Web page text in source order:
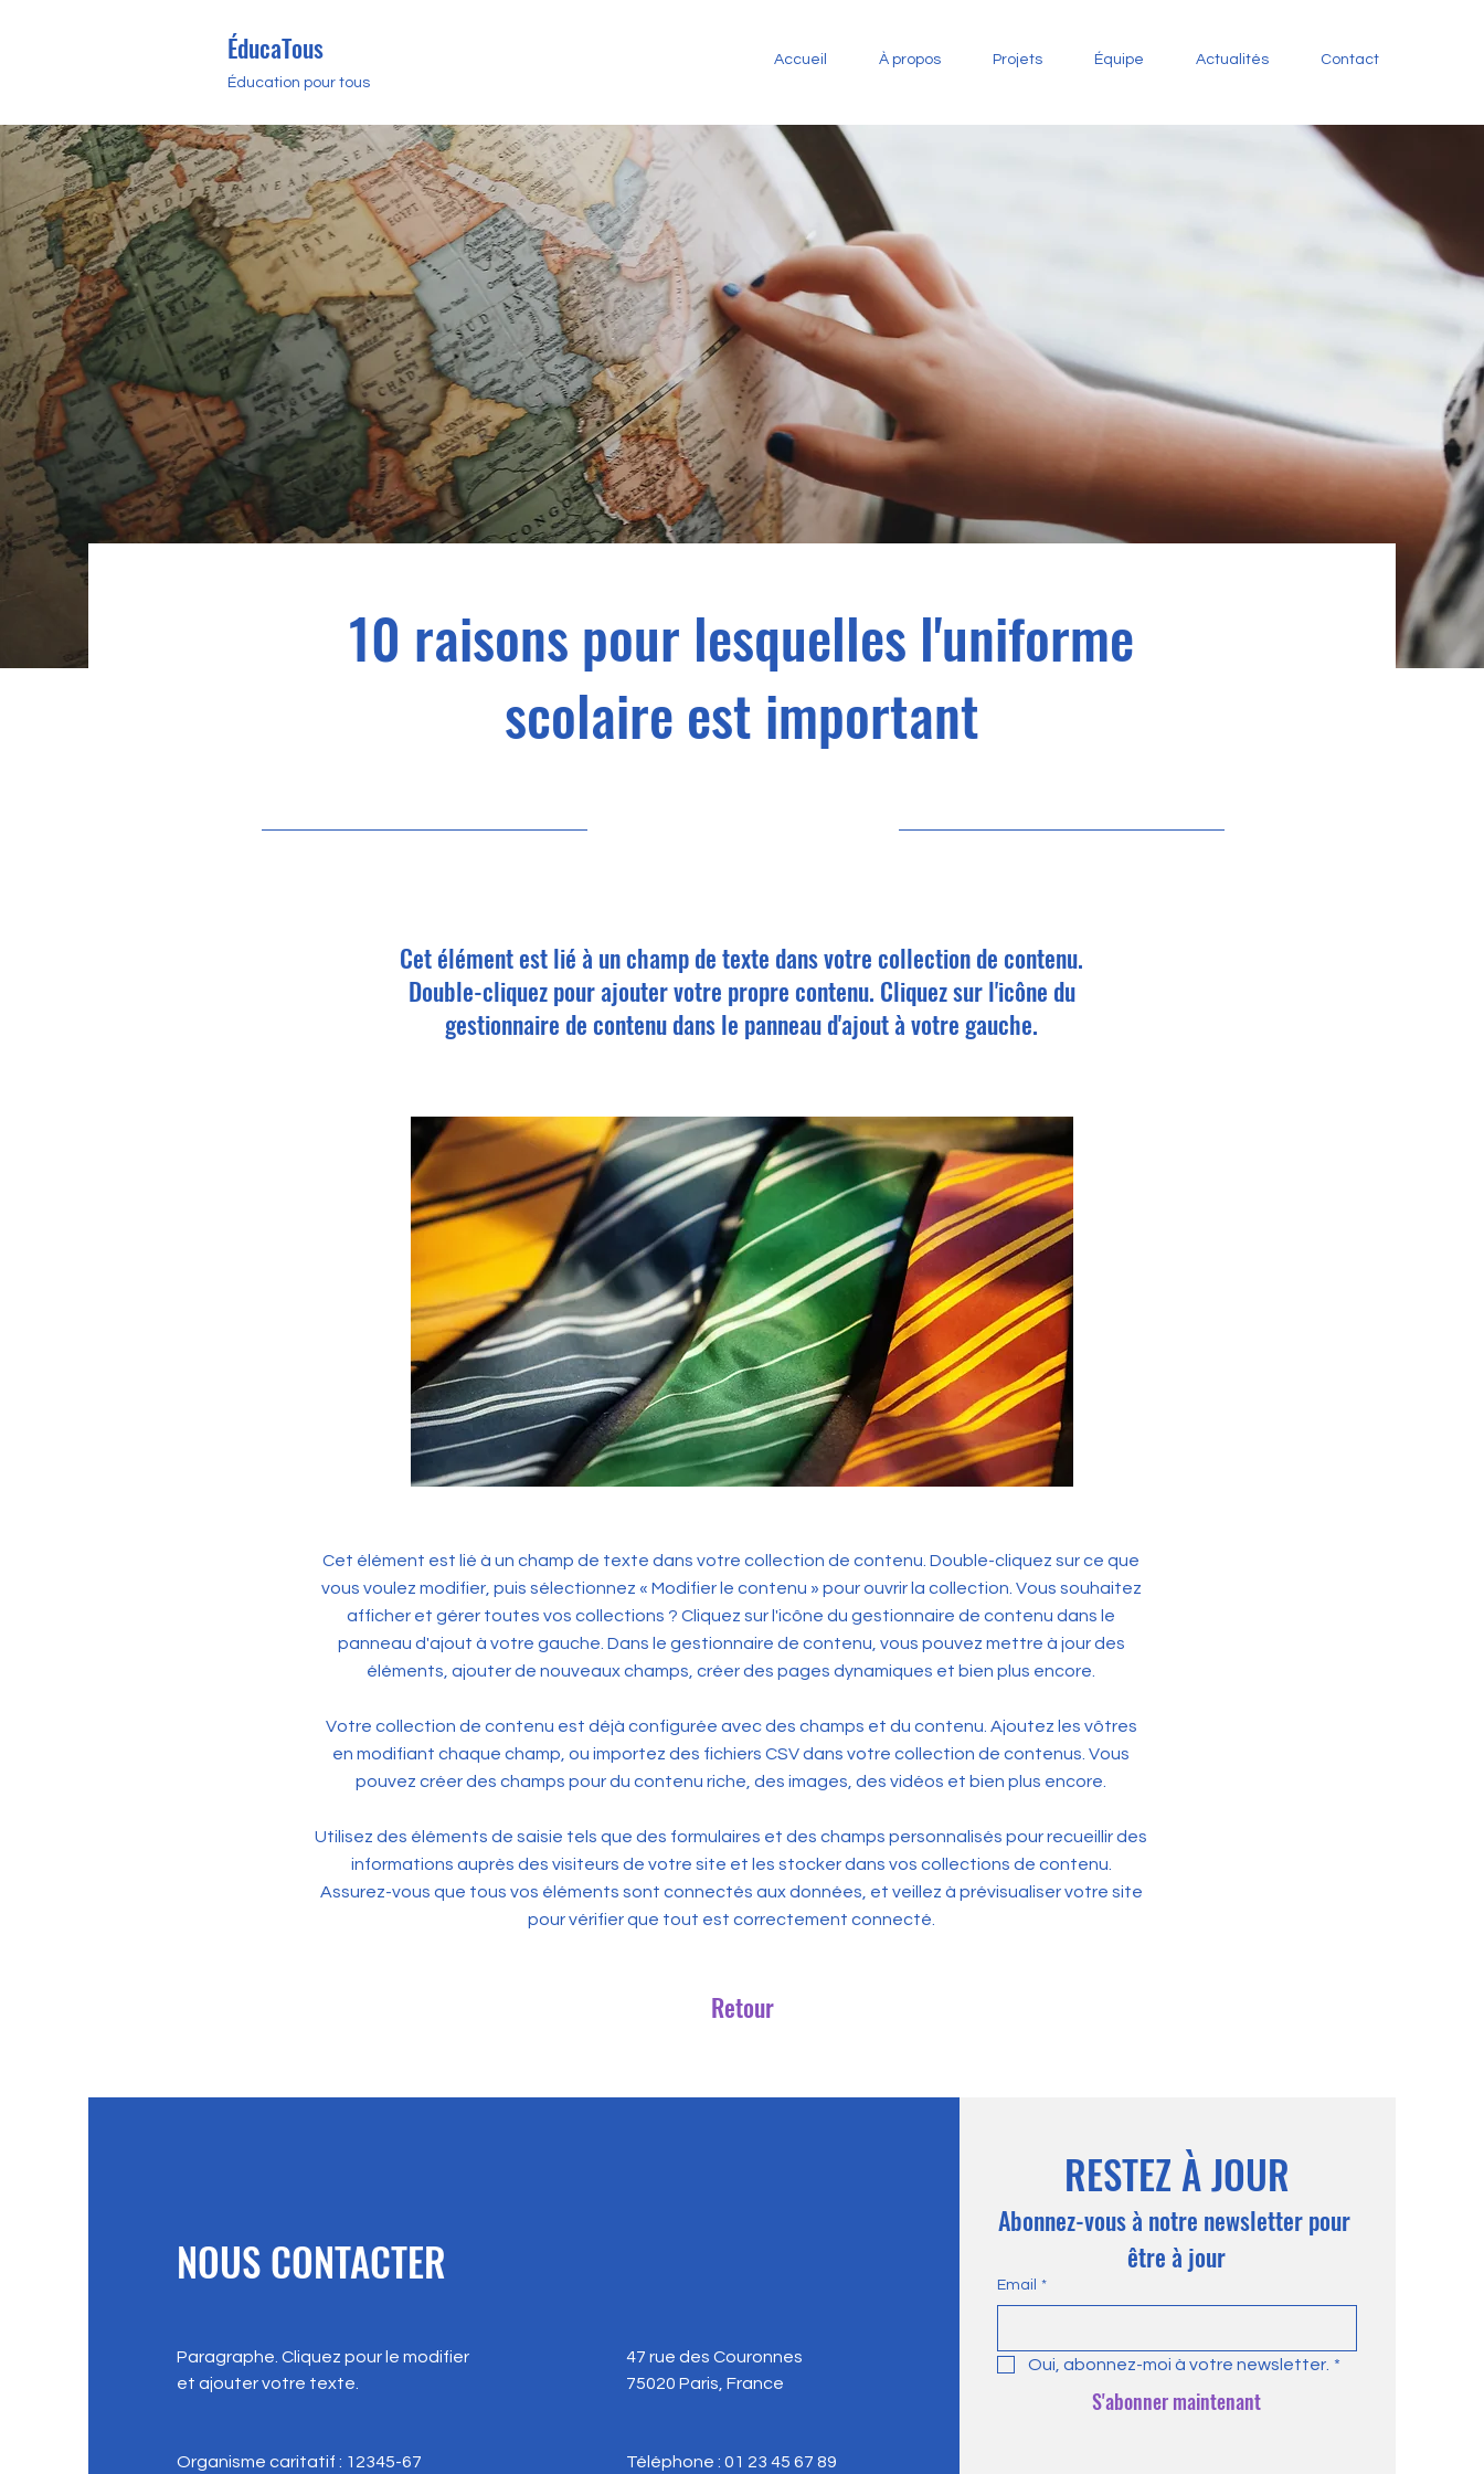
ÉducaTous
Éducation pour tous
Accueil À propos Projets Équipe Actualités Contact
10 raisons pour lesquelles l'uniforme
scolaire est important
Cet élément est lié à un champ de texte dans votre collection de contenu.
Double-cliquez pour ajouter votre propre contenu. Cliquez sur l'icône du
gestionnaire de contenu dans le panneau d'ajout à votre gauche.
Cet élément est lié à un champ de texte dans votre collection de contenu. Double-cliquez sur ce que
vous voulez modifier, puis sélectionnez « Modifier le contenu » pour ouvrir la collection. Vous souhaitez
afficher et gérer toutes vos collections ? Cliquez sur l'icône du gestionnaire de contenu dans le
panneau d'ajout à votre gauche. Dans le gestionnaire de contenu, vous pouvez mettre à jour des
éléments, ajouter de nouveaux champs, créer des pages dynamiques et bien plus encore.
Votre collection de contenu est déjà configurée avec des champs et du contenu. Ajoutez les vôtres
en modifiant chaque champ, ou importez des fichiers CSV dans votre collection de contenus. Vous
pouvez créer des champs pour du contenu riche, des images, des vidéos et bien plus encore.
Utilisez des éléments de saisie tels que des formulaires et des champs personnalisés pour recueillir des
informations auprès des visiteurs de votre site et les stocker dans vos collections de contenu.
Assurez-vous que tous vos éléments sont connectés aux données, et veillez à prévisualiser votre site
pour vérifier que tout est correctement connecté.
Retour
NOUS CONTACTER
Paragraphe. Cliquez pour le modifier
et ajouter votre texte.
Organisme caritatif : 12345-67
47 rue des Couronnes
75020 Paris, France
Téléphone : 01 23 45 67 89
RESTEZ À JOUR
Abonnez-vous à notre newsletter pour
être à jour
Email *
Oui, abonnez-moi à votre newsletter. *
S'abonner maintenant